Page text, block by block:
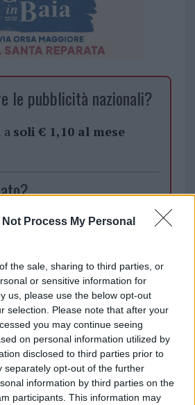
Not Process My Personal
the sale, sharing to third parties, or
or sensitive information for
us, please use the below opt-out
selection. Please note that after your
you may continue seeing
on personal information utilized by
disclosed to third parties prior to
separately opt-out of the further
information by third parties on the
participants. This information may
le pubblicità nazionali?
a soli € 1,10 al mese
andando nella
Supermercato Olbia
le tue segnalazioni,
video e le tue foto
al numero +39
356 7512